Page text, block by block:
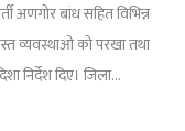
अणगोर बांध सहित विभिन्न
व्यवस्थाओ को परखा तथा
निर्देश दिए। जिला...